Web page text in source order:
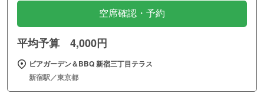
空席確認・予約
平均予算 4,000円
ビアガーデン＆BBQ 新宿三丁目テラス
新宿駅／東京都